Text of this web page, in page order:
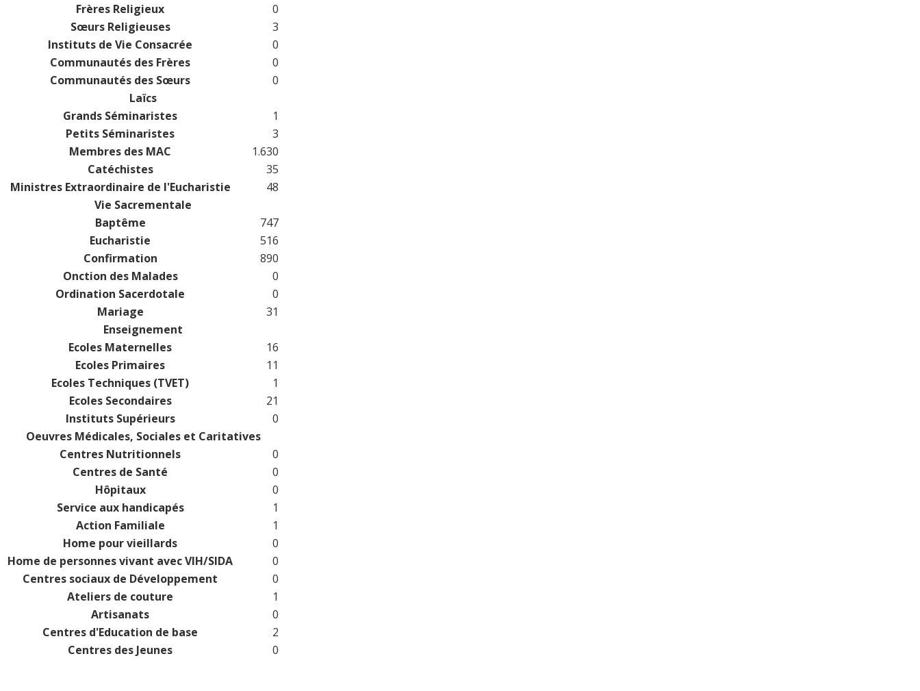
Frères Religieux
0
Sœurs Religieuses
3
Instituts de Vie Consacrée
0
Communautés des Frères
0
Communautés des Sœurs
0
Laïcs
Grands Séminaristes
1
Petits Séminaristes
3
Membres des MAC
1.630
Catéchistes
35
Ministres Extraordinaire de l'Eucharistie
48
Vie Sacrementale
Baptême
747
Eucharistie
516
Confirmation
890
Onction des Malades
0
Ordination Sacerdotale
0
Mariage
31
Enseignement
Ecoles Maternelles
16
Ecoles Primaires
11
Ecoles Techniques (TVET)
1
Ecoles Secondaires
21
Instituts Supérieurs
0
Oeuvres Médicales, Sociales et Caritatives
Centres Nutritionnels
0
Centres de Santé
0
Hôpitaux
0
Service aux handicapés
1
Action Familiale
1
Home pour vieillards
0
Home de personnes vivant avec VIH/SIDA
0
Centres sociaux de Développement
0
Ateliers de couture
1
Artisanats
0
Centres d'Education de base
2
Centres des Jeunes
0